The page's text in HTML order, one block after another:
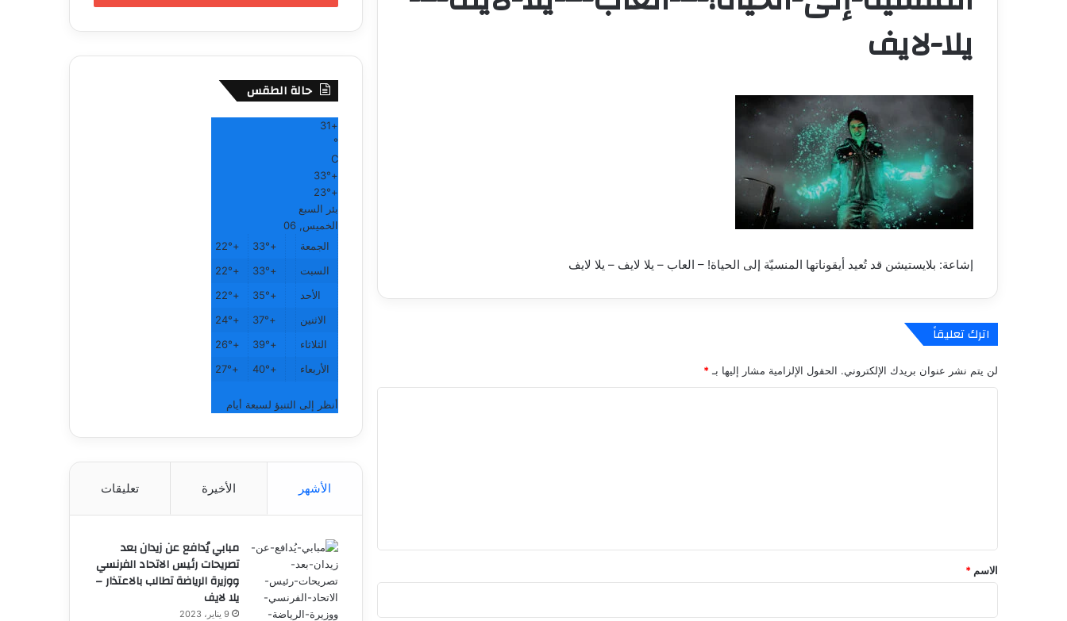
يلا-لايف
إشاعة: بلايستيشن قد تُعيد أيقوناتها المنسيّة إلى الحياة! – العاب – يلا لايف – يلا لايف
اترك تعليقاً
لن يتم نشر عنوان بريدك الإلكتروني. الحقول الإلزامية مشار إليها بـ *
*
الاسم *
حالة الطقس
+
31
°
C
+
33°
+
23°
بئر السبع
الخميس, 06
الجمعة
+
33°
+
22°
السبت
+
33°
+
22°
الأحد
+
35°
+
22°
الاثنين
+
37°
+
24°
الثلاثاء
+
39°
+
26°
الأربعاء
+
40°
+
27°
أنظر إلى التنبؤ لسبعة أيام
الأشهر الأخيرة تعليقات
مبابي يُدافع عن زيدان بعد
تصريحات رئيس الاتحاد الفرنسي
ووزيرة الرياضة تطالب بالاعتذار –
يلا لايف
9 يناير، 2023